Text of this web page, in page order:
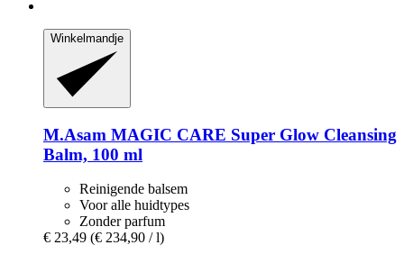
Winkelmandje
M.Asam MAGIC CARE Super Glow Cleansing
Balm, 100 ml
Reinigende balsem
Voor alle huidtypes
Zonder parfum
€ 23,49 (€ 234,90 / l)